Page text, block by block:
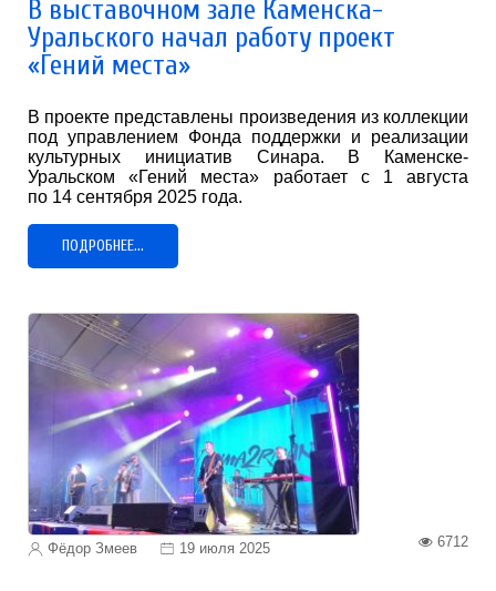
В выставочном зале Каменска-
Уральского начал работу проект
«Гений места»
В проекте представлены произведения из коллекции
под управлением Фонда поддержки и реализации
культурных инициатив Синара. В Каменске-
Уральском «Гений места» работает с 1 августа
по 14 сентября 2025 года.
ПОДРОБНЕЕ...
Фёдор Змеев 19 июля 2025 6712